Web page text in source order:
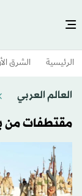
الرئيسية الشرق
العالم العربي
مقتطفات من